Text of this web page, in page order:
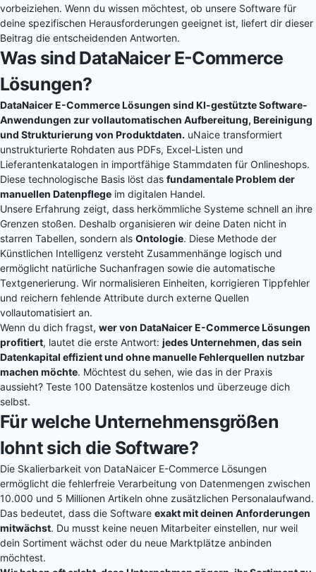
vorbeiziehen. Wenn du wissen möchtest, ob unsere Software für
deine spezifischen Herausforderungen geeignet ist, liefert dir dieser
Beitrag die entscheidenden Antworten.
Was sind DataNaicer E-Commerce
Lösungen?
DataNaicer E-Commerce Lösungen sind KI-gestützte Software-
Anwendungen zur vollautomatischen Aufbereitung, Bereinigung
und Strukturierung von Produktdaten. uNaice transformiert
unstrukturierte Rohdaten aus PDFs, Excel-Listen und
Lieferantenkatalogen in importfähige Stammdaten für Onlineshops.
Diese technologische Basis löst das fundamentale Problem der
manuellen Datenpflege im digitalen Handel.
Unsere Erfahrung zeigt, dass herkömmliche Systeme schnell an ihre
Grenzen stoßen. Deshalb organisieren wir deine Daten nicht in
starren Tabellen, sondern als Ontologie. Diese Methode der
Künstlichen Intelligenz versteht Zusammenhänge logisch und
ermöglicht natürliche Suchanfragen sowie die automatische
Textgenerierung. Wir normalisieren Einheiten, korrigieren Tippfehler
und reichern fehlende Attribute durch externe Quellen
vollautomatisiert an.
Wenn du dich fragst, wer von DataNaicer E-Commerce Lösungen
profitiert, lautet die erste Antwort: jedes Unternehmen, das sein
Datenkapital effizient und ohne manuelle Fehlerquellen nutzbar
machen möchte. Möchtest du sehen, wie das in der Praxis
aussieht? Teste 100 Datensätze kostenlos und überzeuge dich
selbst.
Für welche Unternehmensgrößen
lohnt sich die Software?
Die Skalierbarkeit von DataNaicer E-Commerce Lösungen
ermöglicht die fehlerfreie Verarbeitung von Datenmengen zwischen
10.000 und 5 Millionen Artikeln ohne zusätzlichen Personalaufwand.
Das bedeutet, dass die Software exakt mit deinen Anforderungen
mitwächst. Du musst keine neuen Mitarbeiter einstellen, nur weil
dein Sortiment wächst oder du neue Marktplätze anbinden
möchtest.